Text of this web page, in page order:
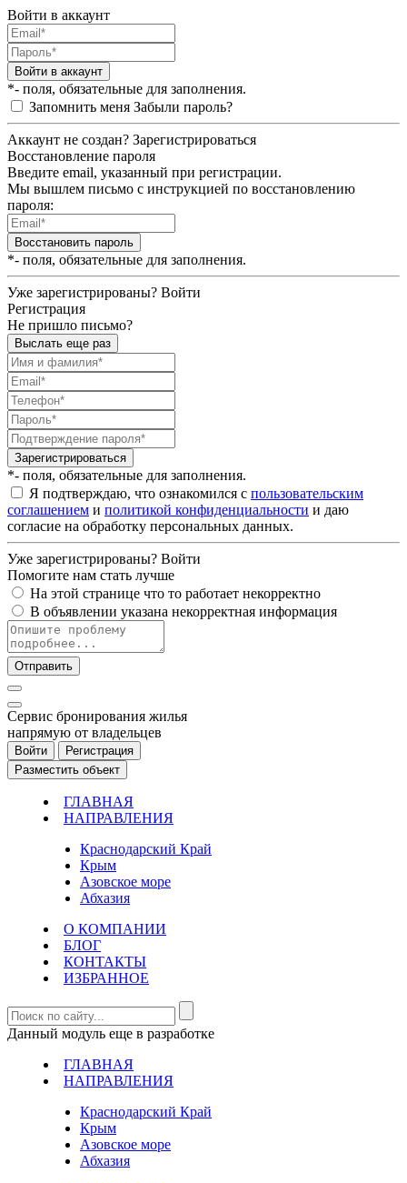
Войти в аккаунт
Войти в аккаунт
*- поля, обязательные для заполнения.
Запомнить меня Забыли пароль?
Аккаунт не создан? Зарегистрироваться
Восстановление пароля
Введите email, указанный при регистрации.
Мы вышлем письмо с инструкцией по восстановлению
пароля:
Восстановить пароль
*- поля, обязательные для заполнения.
Уже зарегистрированы? Войти
Регистрация
Не пришло письмо?
Выслать еще раз
Зарегистрироваться
*- поля, обязательные для заполнения.
Я подтверждаю, что ознакомился с пользовательским
соглашением и политикой конфиденциальности и даю
согласие на обработку персональных данных.
Уже зарегистрированы? Войти
Помогите нам стать лучше
На этой странице что то работает некорректно
В объявлении указана некорректная информация
Отправить
Cервис бронирования жилья
напрямую от владельцев
Войти
Регистрация
Разместить объект
ГЛАВНАЯ
НАПРАВЛЕНИЯ
Краснодарский Край
Крым
Азовское море
Абхазия
О КОМПАНИИ
БЛОГ
КОНТАКТЫ
ИЗБРАННОЕ
Данный модуль еще в разработке
ГЛАВНАЯ
НАПРАВЛЕНИЯ
Краснодарский Край
Крым
Азовское море
Абхазия